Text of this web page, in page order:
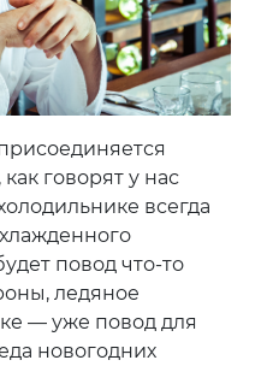
говорят у нас
всегда
повод что-то
ледяное
— уже повод для
новогодних